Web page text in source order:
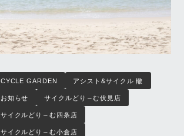
CYCLE GARDEN アシスト&サイクル 轍
お知らせ サイクルどり～む伏見店
サイクルどり～む四条店
サイクルどり～む小倉店